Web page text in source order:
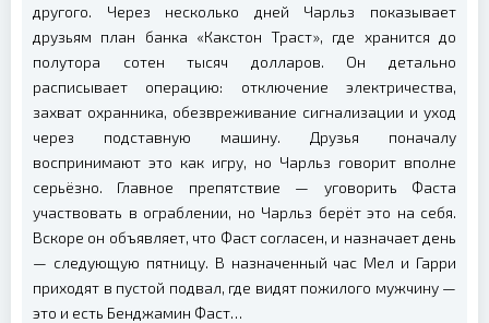
другого. Через несколько дней Чарльз показывает
друзьям план банка «Какстон Траст», где хранится до
полутора сотен тысяч долларов. Он детально
расписывает операцию: отключение электричества,
захват охранника, обезвреживание сигнализации и уход
через подставную машину. Друзья поначалу
воспринимают это как игру, но Чарльз говорит вполне
серьёзно. Главное препятствие — уговорить Фаста
участвовать в ограблении, но Чарльз берёт это на себя.
Вскоре он объявляет, что Фаст согласен, и назначает день
— следующую пятницу. В назначенный час Мел и Гарри
приходят в пустой подвал, где видят пожилого мужчину —
это и есть Бенджамин Фаст…